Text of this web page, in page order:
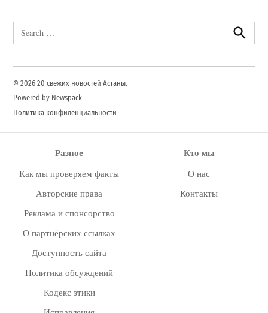
Search
for:
Search
© 2026 20 свежих новостей Астаны.
Powered by Newspack
Политика конфиденциальности
Разное
Как мы проверяем факты
Авторские права
Реклама и спонсорство
О партнёрских ссылках
Доступность сайта
Политика обсуждений
Кодекс этики
Кто мы
О нас
Контакты